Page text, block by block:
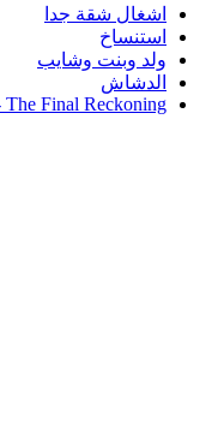
اشغال شقة جدا
استنساخ
ولد وبنت وشايب
الدشاش
Final Reckoning